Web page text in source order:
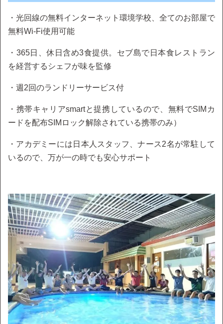
・光回線の無料インターネット環境学校、全てのお部屋で
無料Wi-Fi使用可能
・365日、休日含め3食提供。セブ島で日本食レストラン
を経営するシェフが味を監修
・週2回のランドリーサービス付
・携帯キャリアsmartと提携しているので、無料でSIMカ
ードを配布SIMロック解除されている携帯のみ）
・アカデミーには日本人スタッフ、ナース2名が常駐して
いるので、万が一の時でも安心サポート